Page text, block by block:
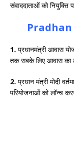
संवाददाताओं को नियुक्ति
1. प्रधानमंत्री आवास
तक सबके लिए आवास का
2. प्रधान मंत्री मोदी
परियोजनाओं को लॉन्च